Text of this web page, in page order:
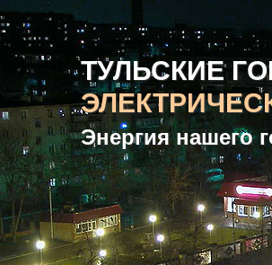
ТУЛЬСКИЕ
Энергия нашего